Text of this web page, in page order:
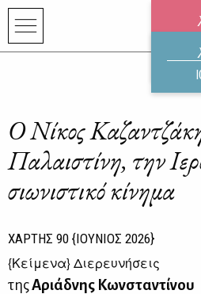
Ο Νίκος
Παλαιστίνη, την
σιωνιστικό κίνημα
ΧΑΡΤΗΣ 90 {ΙΟΥΝΙΟΣ 2026}
{Κείμενα} Διερευνήσεις
τηςΑριάδνης Κωνσταντίνου